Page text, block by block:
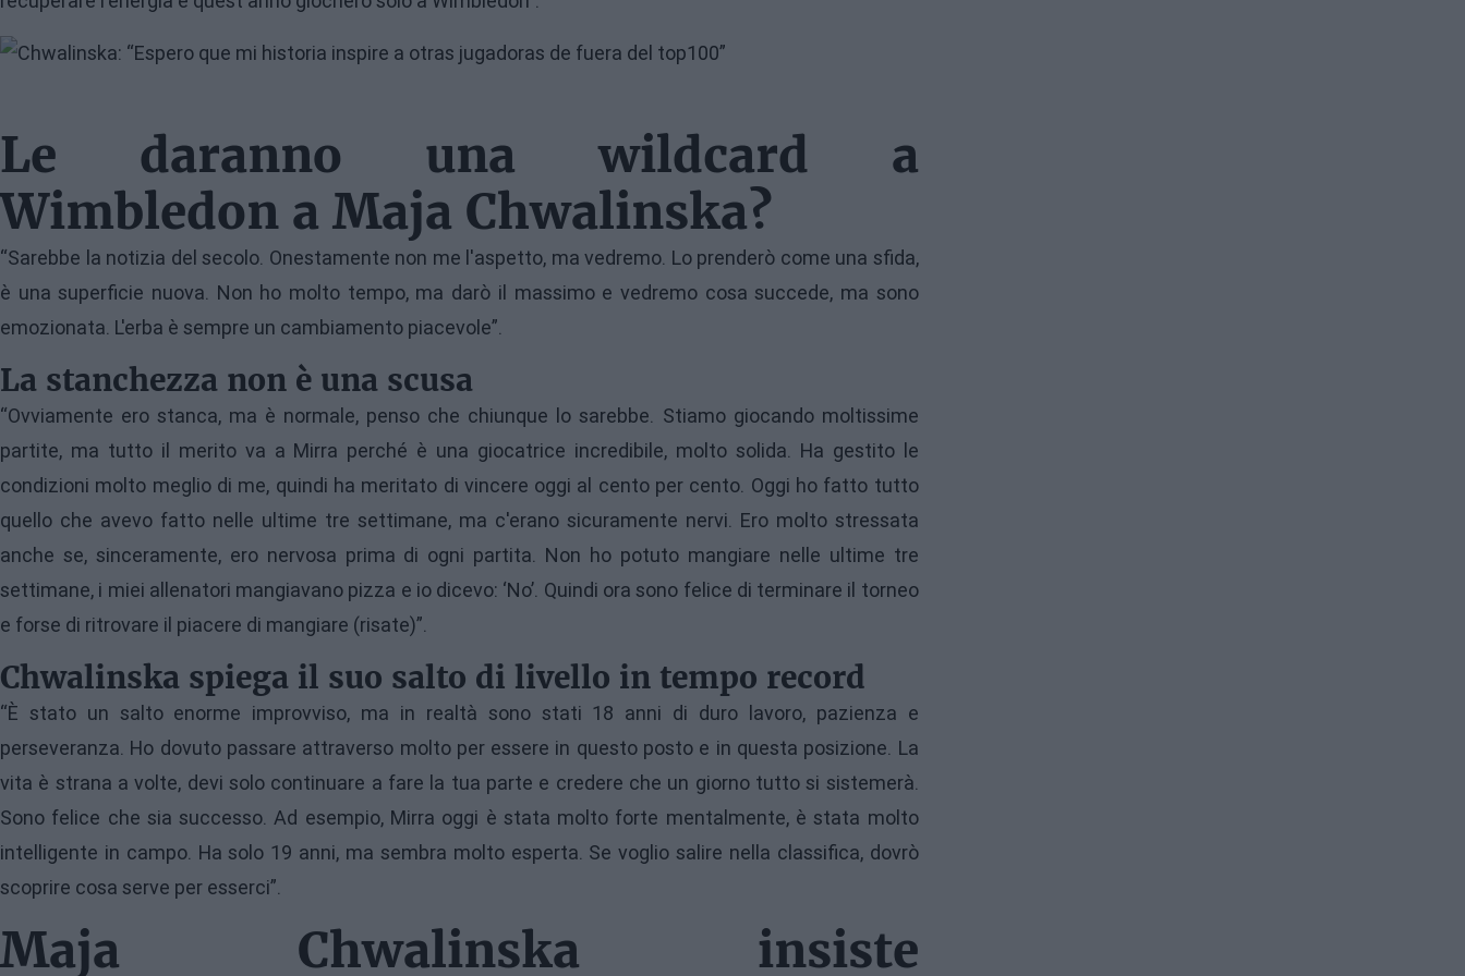
Image
Le daranno una wildcard a
Wimbledon a Maja Chwalinska?
“Sarebbe la notizia del secolo. Onestamente non me l'aspetto, ma vedremo. Lo prenderò come una sfida,
è una superficie nuova. Non ho molto tempo, ma darò il massimo e vedremo cosa succede, ma sono
emozionata. L'erba è sempre un cambiamento piacevole”.
La stanchezza non è una scusa
“Ovviamente ero stanca, ma è normale, penso che chiunque lo sarebbe. Stiamo giocando moltissime
partite, ma tutto il merito va a Mirra perché è una giocatrice incredibile, molto solida. Ha gestito le
condizioni molto meglio di me, quindi ha meritato di vincere oggi al cento per cento. Oggi ho fatto tutto
quello che avevo fatto nelle ultime tre settimane, ma c'erano sicuramente nervi. Ero molto stressata
anche se, sinceramente, ero nervosa prima di ogni partita. Non ho potuto mangiare nelle ultime tre
settimane, i miei allenatori mangiavano pizza e io dicevo: ‘No’. Quindi ora sono felice di terminare il torneo
e forse di ritrovare il piacere di mangiare (risate)”.
Chwalinska spiega il suo salto di livello in tempo record
“È stato un salto enorme improvviso, ma in realtà sono stati 18 anni di duro lavoro, pazienza e
perseveranza. Ho dovuto passare attraverso molto per essere in questo posto e in questa posizione. La
vita è strana a volte, devi solo continuare a fare la tua parte e credere che un giorno tutto si sistemerà.
Sono felice che sia successo. Ad esempio, Mirra oggi è stata molto forte mentalmente, è stata molto
intelligente in campo. Ha solo 19 anni, ma sembra molto esperta. Se voglio salire nella classifica, dovrò
scoprire cosa serve per esserci”.
Maja Chwalinska insiste